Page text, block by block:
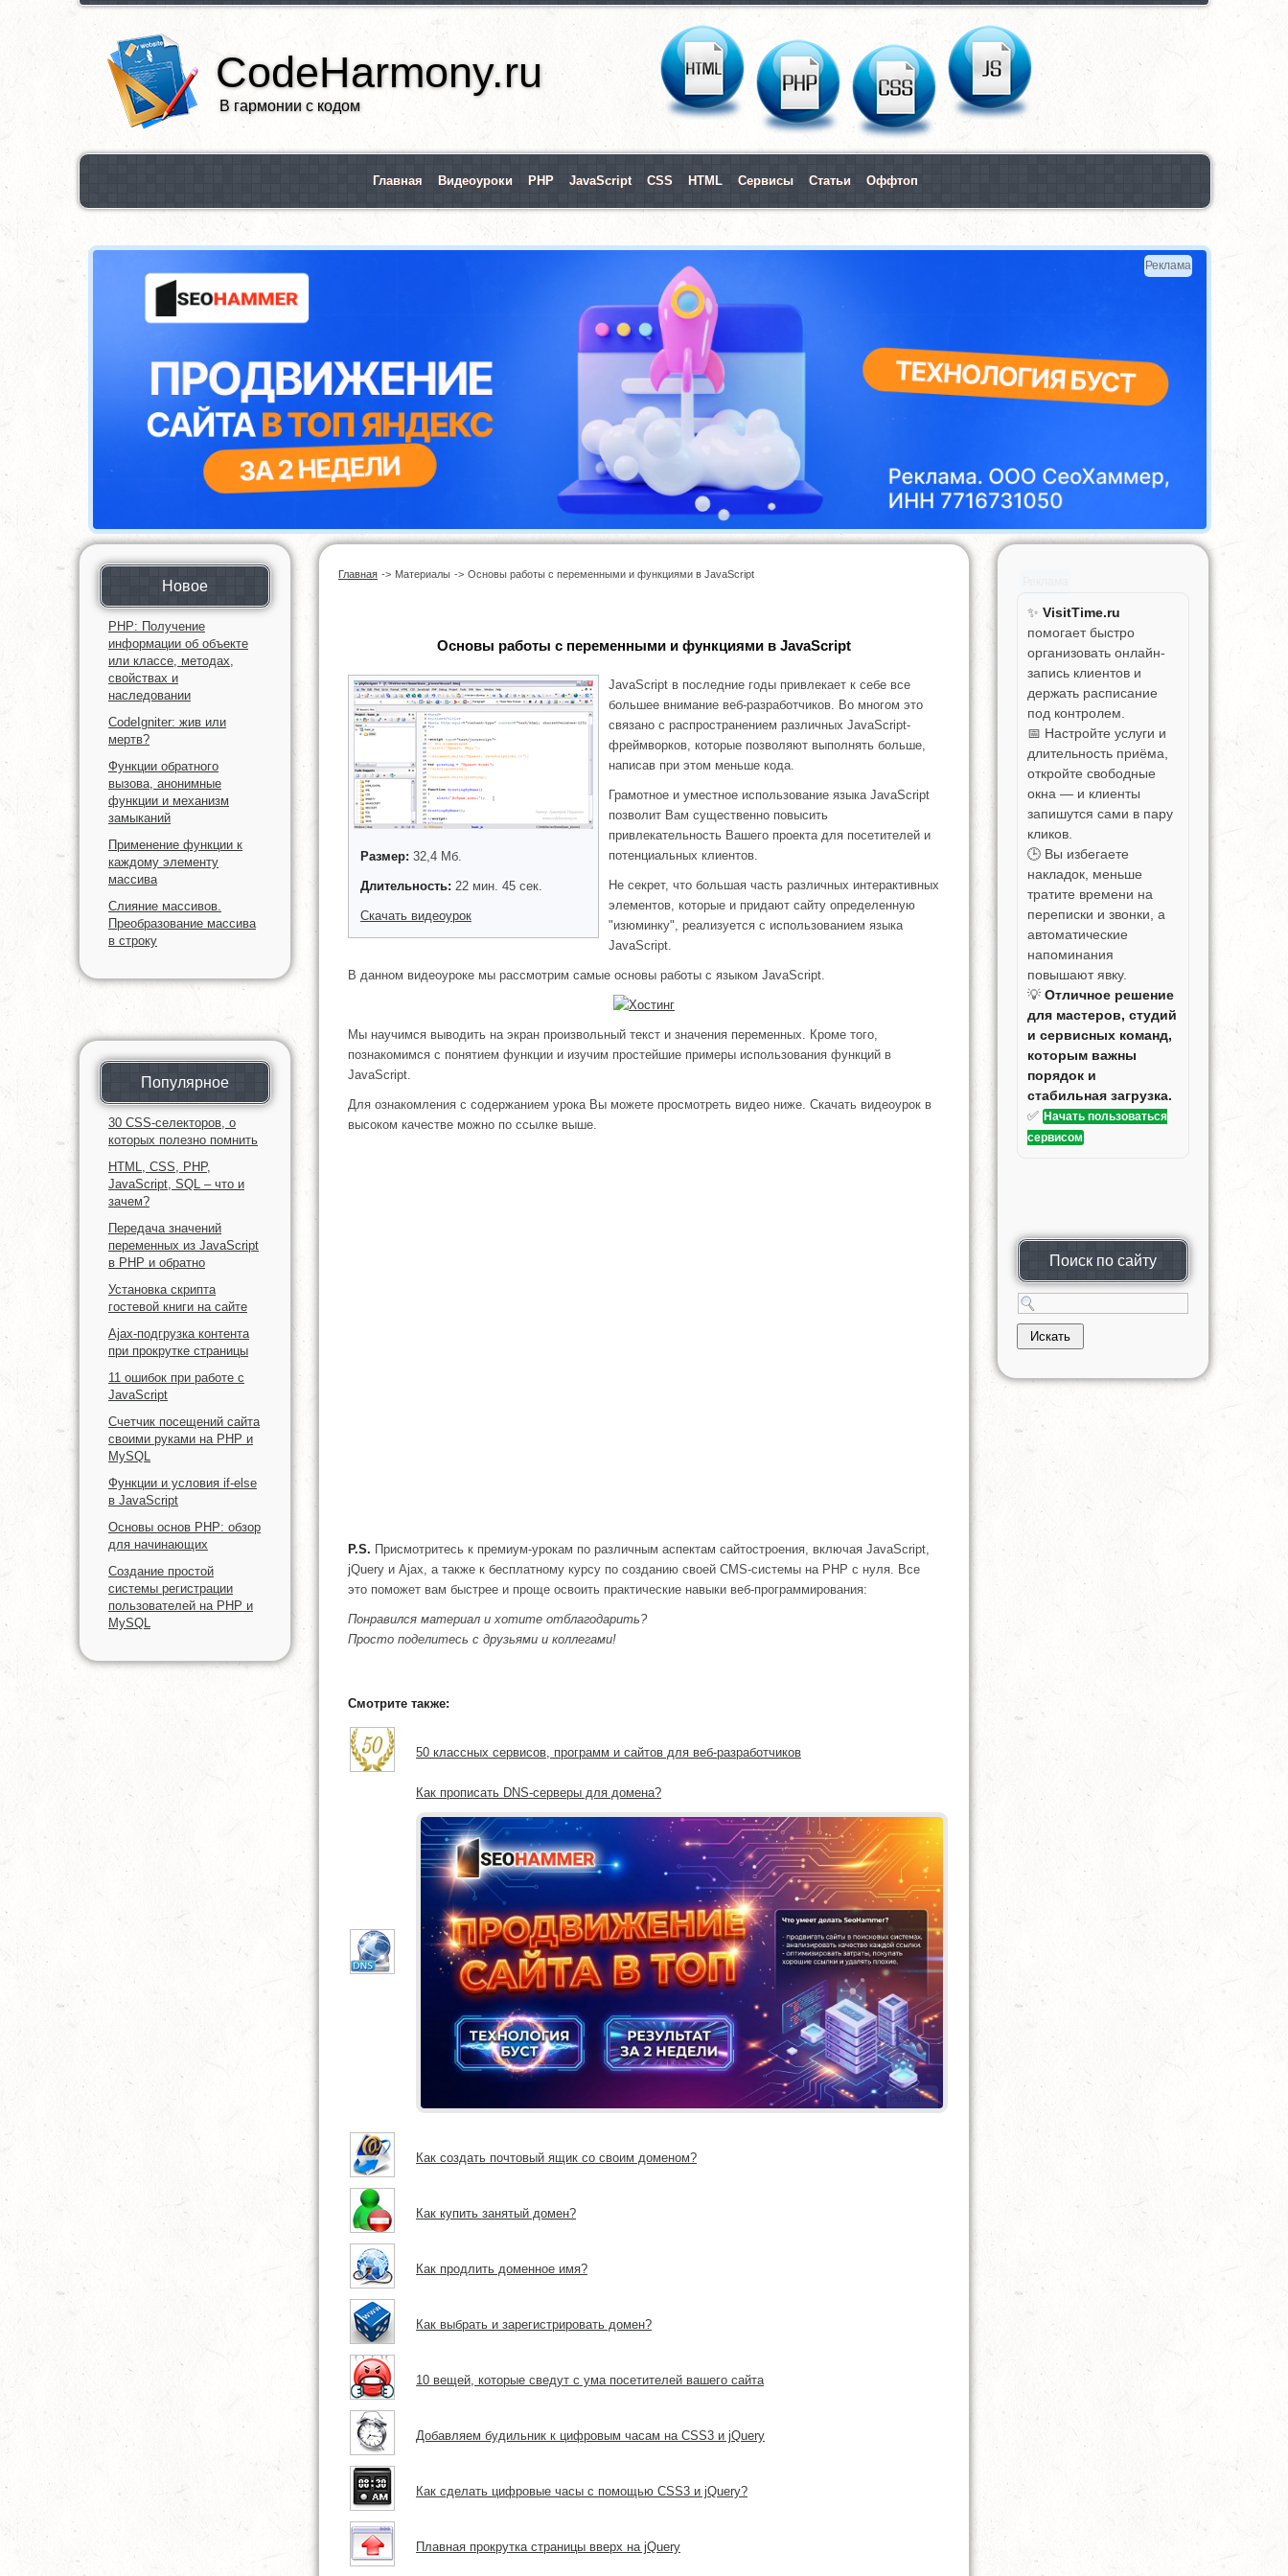
CodeHarmony.ru
В гармонии с кодом
Главная Видеоуроки PHP JavaScript CSS HTML Сервисы Статьи Оффтоп
Реклама
Новое
PHP: Получение
информации об объекте
или классе, методах,
свойствах и
наследовании
CodeIgniter: жив или
мертв?
Функции обратного
вызова, анонимные
функции и механизм
замыканий
Применение функции к
каждому элементу
массива
Слияние массивов.
Преобразование массива
в строку
Популярное
30 CSS-селекторов, о
которых полезно помнить
HTML, CSS, PHP,
JavaScript, SQL – что и
зачем?
Передача значений
переменных из JavaScript
в PHP и обратно
Установка скрипта
гостевой книги на сайте
Ajax-подгрузка контента
при прокрутке страницы
11 ошибок при работе с
JavaScript
Счетчик посещений сайта
своими руками на PHP и
MySQL
Функции и условия if-else
в JavaScript
Основы основ PHP: обзор
для начинающих
Создание простой
системы регистрации
пользователей на PHP и
MySQL
Главная -> Материалы -> Основы работы с переменными и функциями в JavaScript
Основы работы с переменными и функциями в JavaScript
Размер: 32,4 Мб.
Длительность: 22 мин. 45 сек.
Скачать видеоурок
JavaScript в последние годы привлекает к себе все
большее внимание веб-разработчиков. Во многом это
связано с распространением различных JavaScript-
фреймворков, которые позволяют выполнять больше,
написав при этом меньше кода.
Грамотное и уместное использование языка JavaScript
позволит Вам существенно повысить
привлекательность Вашего проекта для посетителей и
потенциальных клиентов.
Не секрет, что большая часть различных интерактивных
элементов, которые и придают сайту определенную
"изюминку", реализуется с использованием языка
JavaScript.
В данном видеоуроке мы рассмотрим самые основы работы с языком JavaScript.
Мы научимся выводить на экран произвольный текст и значения переменных. Кроме того,
познакомимся с понятием функции и изучим простейшие примеры использования функций в
JavaScript.
Для ознакомления с содержанием урока Вы можете просмотреть видео ниже. Скачать видеоурок в
высоком качестве можно по ссылке выше.
P.S. Присмотритесь к премиум-урокам по различным аспектам сайтостроения, включая JavaScript,
jQuery и Ajax, а также к бесплатному курсу по созданию своей CMS-системы на PHP с нуля. Все
это поможет вам быстрее и проще освоить практические навыки веб-программирования:
Понравился материал и хотите отблагодарить?
Просто поделитесь с друзьями и коллегами!
Смотрите также:
50 классных сервисов, программ и сайтов для веб-разработчиков
Как прописать DNS-серверы для домена?
Реклама
Как создать почтовый ящик со своим доменом?
Как купить занятый домен?
Как продлить доменное имя?
Как выбрать и зарегистрировать домен?
10 вещей, которые сведут с ума посетителей вашего сайта
Добавляем будильник к цифровым часам на CSS3 и jQuery
Как сделать цифровые часы с помощью CSS3 и jQuery?
Плавная прокрутка страницы вверх на jQuery
✨ VisitTime.ru
помогает быстро
организовать онлайн-
запись клиентов и
держать расписание
под контролем.
📅 Настройте услуги и
длительность приёма,
откройте свободные
окна — и клиенты
запишутся сами в пару
кликов.
🕒 Вы избегаете
накладок, меньше
тратите времени на
переписки и звонки, а
автоматические
напоминания
повышают явку.
💡 Отличное решение
для мастеров, студий
и сервисных команд,
которым важны
порядок и
стабильная загрузка.
✅ Начать пользоваться
сервисом
Поиск по сайту